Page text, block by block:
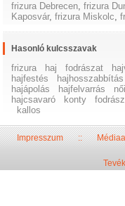
frizura Debrecen,frizura
Kaposvár,frizura Miskolc,
Hasonló kulcsszavak
frizura haj fodrászat
hajfestés
hajhosszabbítás
hajápolás
hajfelvarrás
hajcsavaró
konty
kallos
Impresszum::